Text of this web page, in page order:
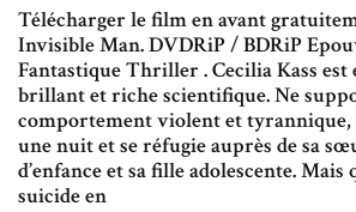
Télécharger le film en avant
Invisible Man. DVDRiP / BDRiP
Fantastique Thriller . Cecilia Kass est
brillant et riche scientifique. Ne
comportement violent et
une nuit et se réfugie auprès de sa
d’enfance et sa fille adolescente. Mais
suicide en